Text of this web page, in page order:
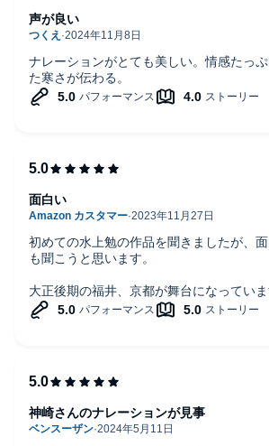
ナレーションがとても美しい。情感たっ
た寒さが伝わる。
声が良い
初めての水上勉の作品を聞きましたが、
も聞こうと思います。
大正後期の福井、京都が舞台になっていま
面白い
神崎さんのナレーションが見事